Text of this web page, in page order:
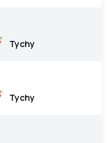
Tychy
Tychy